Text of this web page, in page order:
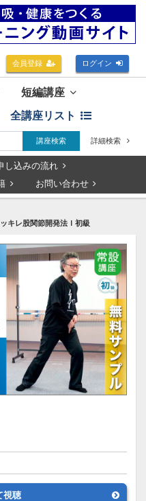
会員登録 ログイン
短編講座
全講座リスト
講座検索 詳細検索
し込みの流れ
お問い合わせ
レ股関節開発法Ｉ初級
視聴